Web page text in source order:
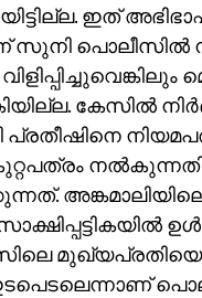
ഇത്
സുനി പൊലീസില്‍
കേസില്‍